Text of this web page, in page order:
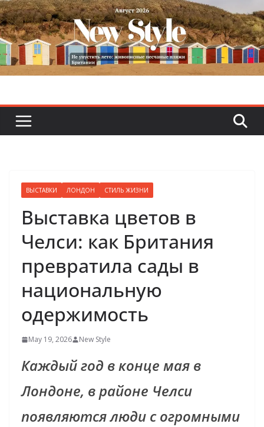
Skip
to
content
ВЫСТАВКИ ЛОНДОН СТИЛЬ ЖИЗНИ
Выставка цветов в
Челси: как Британия
превратила сады в
национальную
одержимость
May 19, 2026 New Style
Каждый год в конце мая в
Лондоне, в районе Челси
появляются люди с огромными